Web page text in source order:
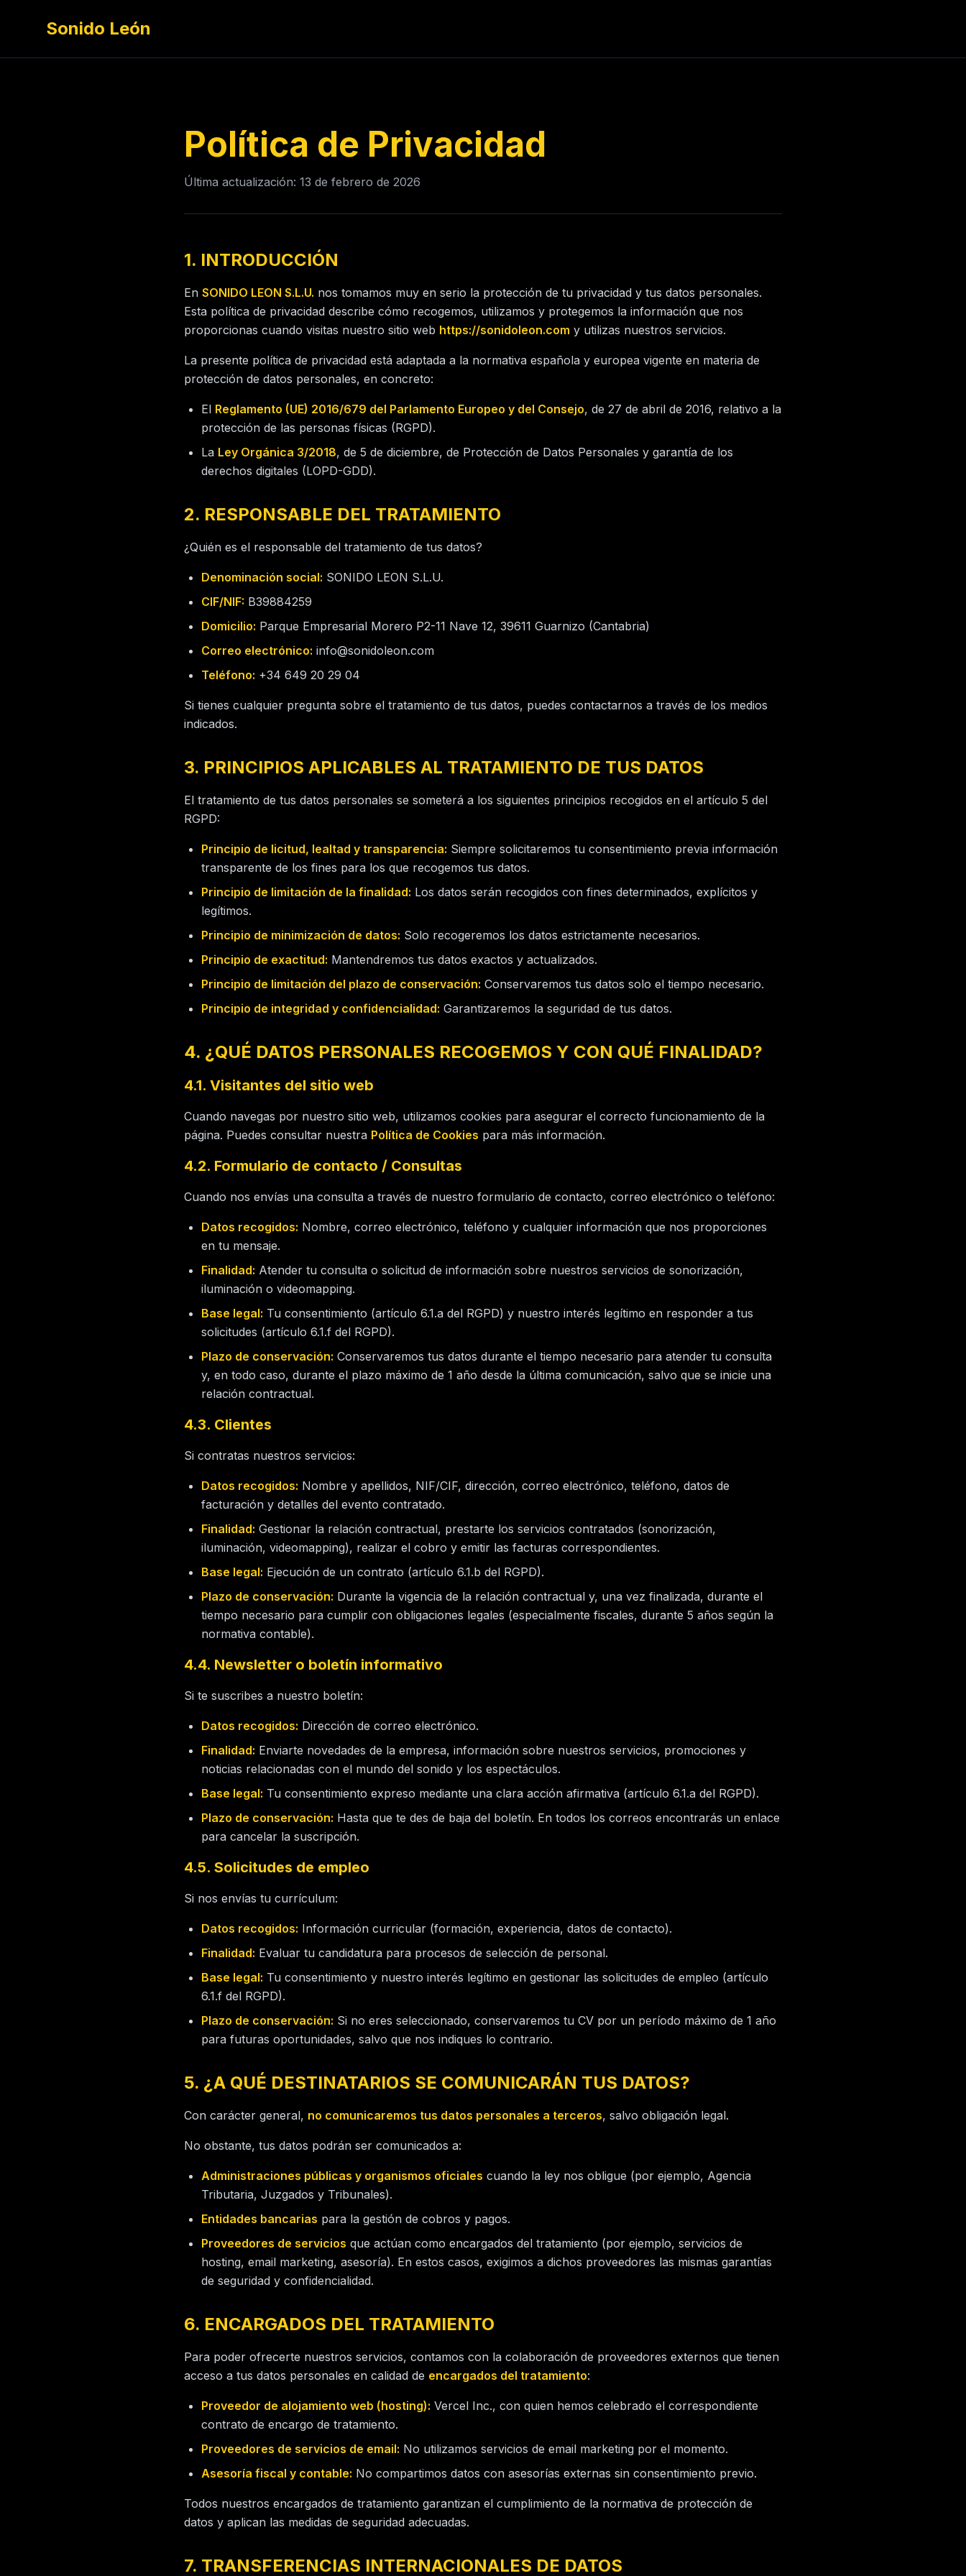
Sonido León
Política de Privacidad
Última actualización: 13 de febrero de 2026
1. INTRODUCCIÓN
En SONIDO LEON S.L.U. nos tomamos muy en serio la protección de tu privacidad y tus datos personales.
Esta política de privacidad describe cómo recogemos, utilizamos y protegemos la información que nos
proporcionas cuando visitas nuestro sitio web https://sonidoleon.com y utilizas nuestros servicios.
La presente política de privacidad está adaptada a la normativa española y europea vigente en materia de
protección de datos personales, en concreto:
El Reglamento (UE) 2016/679 del Parlamento Europeo y del Consejo, de 27 de abril de 2016, relativo a la
protección de las personas físicas (RGPD).
La Ley Orgánica 3/2018, de 5 de diciembre, de Protección de Datos Personales y garantía de los
derechos digitales (LOPD-GDD).
2. RESPONSABLE DEL TRATAMIENTO
¿Quién es el responsable del tratamiento de tus datos?
Denominación social: SONIDO LEON S.L.U.
CIF/NIF: B39884259
Domicilio: Parque Empresarial Morero P2-11 Nave 12, 39611 Guarnizo (Cantabria)
Correo electrónico: info@sonidoleon.com
Teléfono: +34 649 20 29 04
Si tienes cualquier pregunta sobre el tratamiento de tus datos, puedes contactarnos a través de los medios
indicados.
3. PRINCIPIOS APLICABLES AL TRATAMIENTO DE TUS DATOS
El tratamiento de tus datos personales se someterá a los siguientes principios recogidos en el artículo 5 del
RGPD:
Principio de licitud, lealtad y transparencia: Siempre solicitaremos tu consentimiento previa información
transparente de los fines para los que recogemos tus datos.
Principio de limitación de la finalidad: Los datos serán recogidos con fines determinados, explícitos y
legítimos.
Principio de minimización de datos: Solo recogeremos los datos estrictamente necesarios.
Principio de exactitud: Mantendremos tus datos exactos y actualizados.
Principio de limitación del plazo de conservación: Conservaremos tus datos solo el tiempo necesario.
Principio de integridad y confidencialidad: Garantizaremos la seguridad de tus datos.
4. ¿QUÉ DATOS PERSONALES RECOGEMOS Y CON QUÉ FINALIDAD?
4.1. Visitantes del sitio web
Cuando navegas por nuestro sitio web, utilizamos cookies para asegurar el correcto funcionamiento de la
página. Puedes consultar nuestra Política de Cookies para más información.
4.2. Formulario de contacto / Consultas
Cuando nos envías una consulta a través de nuestro formulario de contacto, correo electrónico o teléfono:
Datos recogidos: Nombre, correo electrónico, teléfono y cualquier información que nos proporciones
en tu mensaje.
Finalidad: Atender tu consulta o solicitud de información sobre nuestros servicios de sonorización,
iluminación o videomapping.
Base legal: Tu consentimiento (artículo 6.1.a del RGPD) y nuestro interés legítimo en responder a tus
solicitudes (artículo 6.1.f del RGPD).
Plazo de conservación: Conservaremos tus datos durante el tiempo necesario para atender tu consulta
y, en todo caso, durante el plazo máximo de 1 año desde la última comunicación, salvo que se inicie una
relación contractual.
4.3. Clientes
Si contratas nuestros servicios:
Datos recogidos: Nombre y apellidos, NIF/CIF, dirección, correo electrónico, teléfono, datos de
facturación y detalles del evento contratado.
Finalidad: Gestionar la relación contractual, prestarte los servicios contratados (sonorización,
iluminación, videomapping), realizar el cobro y emitir las facturas correspondientes.
Base legal: Ejecución de un contrato (artículo 6.1.b del RGPD).
Plazo de conservación: Durante la vigencia de la relación contractual y, una vez finalizada, durante el
tiempo necesario para cumplir con obligaciones legales (especialmente fiscales, durante 5 años según la
normativa contable).
4.4. Newsletter o boletín informativo
Si te suscribes a nuestro boletín:
Datos recogidos: Dirección de correo electrónico.
Finalidad: Enviarte novedades de la empresa, información sobre nuestros servicios, promociones y
noticias relacionadas con el mundo del sonido y los espectáculos.
Base legal: Tu consentimiento expreso mediante una clara acción afirmativa (artículo 6.1.a del RGPD).
Plazo de conservación: Hasta que te des de baja del boletín. En todos los correos encontrarás un enlace
para cancelar la suscripción.
4.5. Solicitudes de empleo
Si nos envías tu currículum:
Datos recogidos: Información curricular (formación, experiencia, datos de contacto).
Finalidad: Evaluar tu candidatura para procesos de selección de personal.
Base legal: Tu consentimiento y nuestro interés legítimo en gestionar las solicitudes de empleo (artículo
6.1.f del RGPD).
Plazo de conservación: Si no eres seleccionado, conservaremos tu CV por un período máximo de 1 año
para futuras oportunidades, salvo que nos indiques lo contrario.
5. ¿A QUÉ DESTINATARIOS SE COMUNICARÁN TUS DATOS?
Con carácter general, no comunicaremos tus datos personales a terceros, salvo obligación legal.
No obstante, tus datos podrán ser comunicados a:
Administraciones públicas y organismos oficiales cuando la ley nos obligue (por ejemplo, Agencia
Tributaria, Juzgados y Tribunales).
Entidades bancarias para la gestión de cobros y pagos.
Proveedores de servicios que actúan como encargados del tratamiento (por ejemplo, servicios de
hosting, email marketing, asesoría). En estos casos, exigimos a dichos proveedores las mismas garantías
de seguridad y confidencialidad.
6. ENCARGADOS DEL TRATAMIENTO
Para poder ofrecerte nuestros servicios, contamos con la colaboración de proveedores externos que tienen
acceso a tus datos personales en calidad de encargados del tratamiento:
Proveedor de alojamiento web (hosting): Vercel Inc., con quien hemos celebrado el correspondiente
contrato de encargo de tratamiento.
Proveedores de servicios de email: No utilizamos servicios de email marketing por el momento.
Asesoría fiscal y contable: No compartimos datos con asesorías externas sin consentimiento previo.
Todos nuestros encargados de tratamiento garantizan el cumplimiento de la normativa de protección de
datos y aplican las medidas de seguridad adecuadas.
7. TRANSFERENCIAS INTERNACIONALES DE DATOS